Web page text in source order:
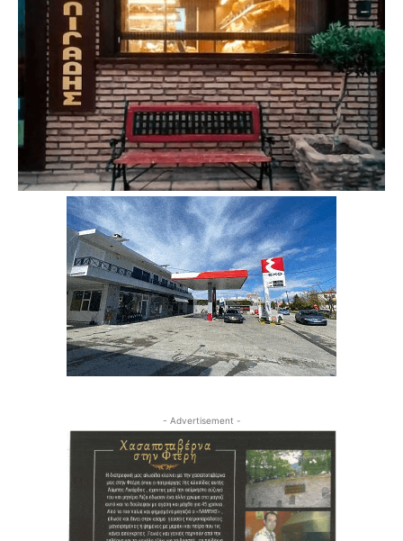
- Advertisement -